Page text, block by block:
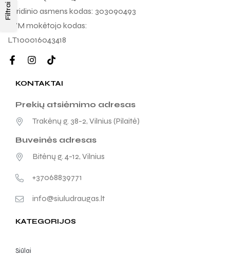
FiltraiJuridinio asmens kodas: 303090493
PVM mokėtojo kodas:
LT100016043418
KONTAKTAI
Prekių atsiėmimo adresas
Trakėnų g. 38-2, Vilnius (Pilaitė)
Buveinės adresas
Bitėnų g. 4-12, Vilnius
+37068839771
info@siuludraugas.lt
KATEGORIJOS
Siūlai